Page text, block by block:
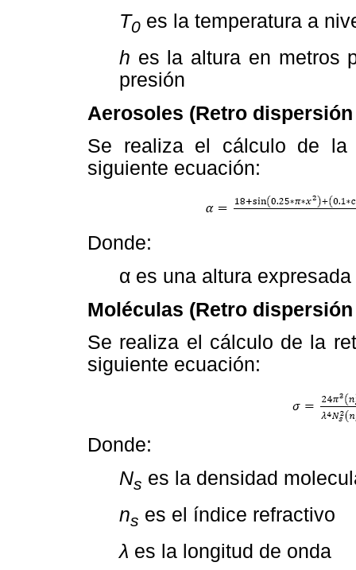
T0 es la temperatura a
h es la altura en metros
presión
Aerosoles (Retro dispersión
Se realiza el cálculo de la
siguiente ecuación:
Donde:
α es una altura
Moléculas (Retro
Se realiza el cálculo de la
siguiente ecuación:
Donde:
Ns es la densidad
ns es el índice refractivo
λ es la longitud de onda